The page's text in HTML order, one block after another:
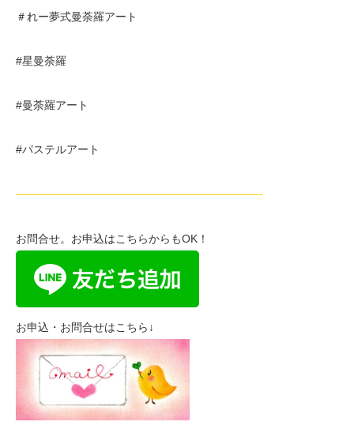
＃れー夢式曼荼羅アート
#星曼荼羅
#曼荼羅アート
#パステルアート
——————————————————————-
お問合せ。お申込はこちらからもOK！
お申込・お問合せはこちら↓